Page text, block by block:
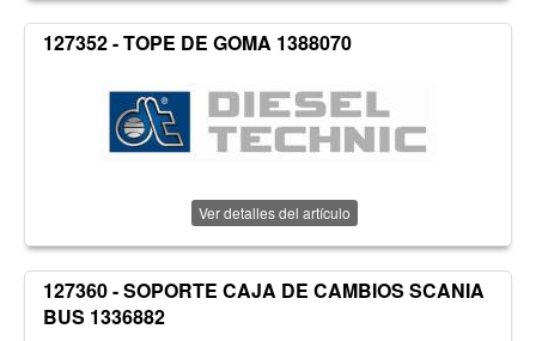
127352 - TOPE DE GOMA 1388070
Ver detalles del artículo
127360 - SOPORTE CAJA DE CAMBIOS SCANIA
BUS 1336882